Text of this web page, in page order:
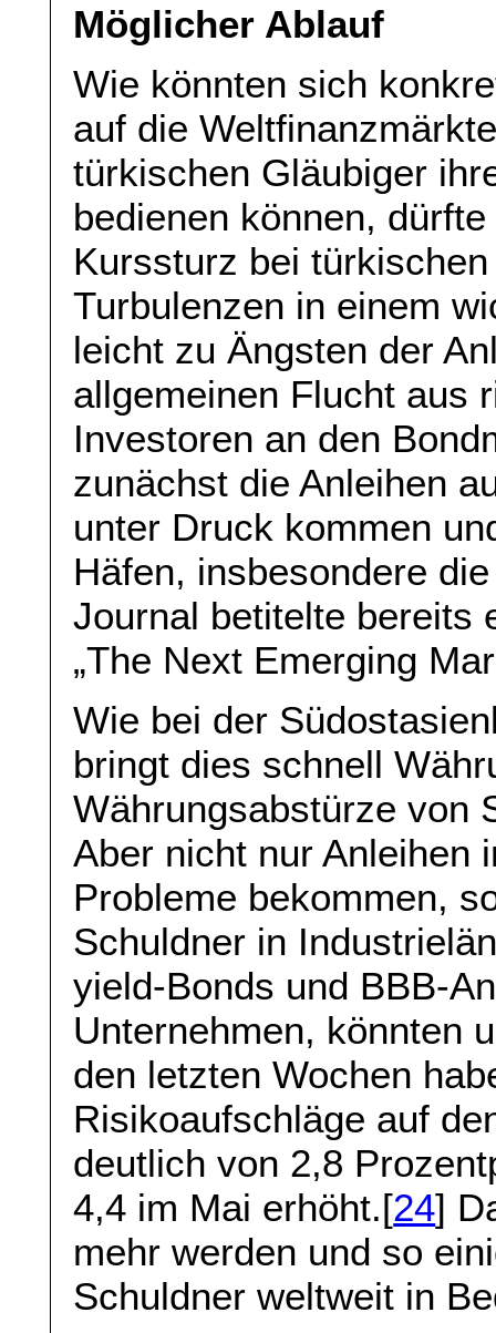
Möglicher Ablauf
Wie könnten sich
auf die
türkischen Gläubiger
bedienen können,
Kurssturz bei
Turbulenzen in einem
leicht zu Ängsten der
allgemeinen Flucht aus
Investoren an den
zunächst die Anleihen
unter Druck kommen
Häfen, insbesondere
Journal betitelte bereits
„The Next Emerging
Wie bei der
bringt dies schnell
Währungsabstürze von
Aber nicht nur Anleihen
Probleme bekommen,
Schuldner in
yield-Bonds und BBB-
Unternehmen, könnten
den letzten Wochen
Risikoaufschläge auf
deutlich von 2,8
4,4 im Mai erhöht.[24]
mehr werden und so
Schuldner weltweit in